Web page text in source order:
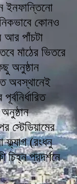
ইনফান্তিনো
কোনও
আর পাঁচটা
মাঠের ভিতরে
অনুষ্ঠান
অবস্থানেই
স্টেডিয়ামের
ফ্ল্যাগ (রংধনু
চিহ্ন প্রদর্শনে